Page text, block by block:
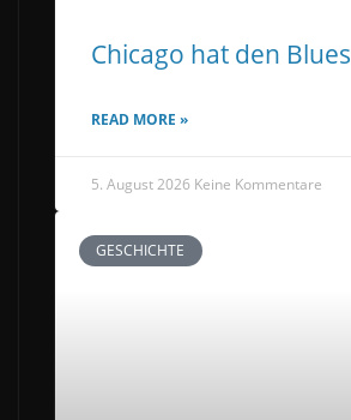
Chicago hat den Blues
READ MORE »
5. August 2026 Keine Kommentare
GESCHICHTE